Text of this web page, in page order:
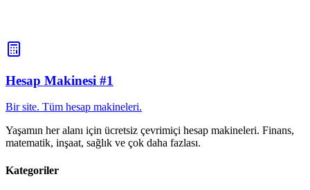
Hesap Makinesi #1
Bir site. Tüm hesap makineleri.
Yaşamın her alanı için ücretsiz çevrimiçi hesap makineleri. Finans,
matematik, inşaat, sağlık ve çok daha fazlası.
Kategoriler